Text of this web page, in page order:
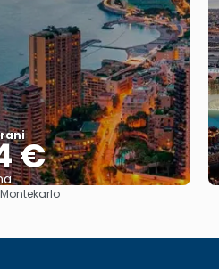
€
Glej .
Montekarlo